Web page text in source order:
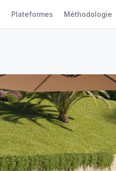
Plateformes Méthodologie